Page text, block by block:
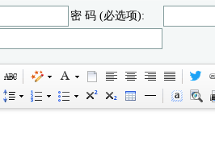
密 码 (必选项):